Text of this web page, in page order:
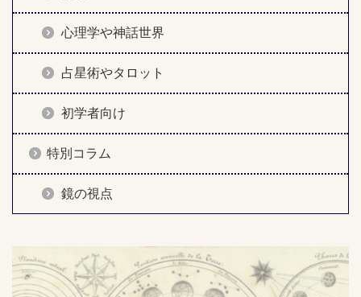
心理学や神話世界
占星術やタロット
初学者向け
特別コラム
鏡の視点